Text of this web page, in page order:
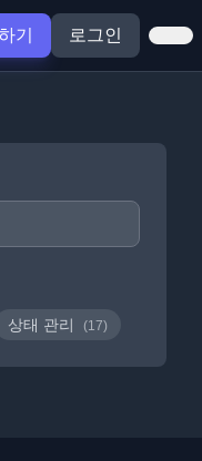
기 로그인
상태 관리 (17)